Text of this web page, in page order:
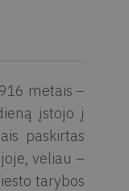
metais –
įstojo į
paskirtas
vėliau –
tarybos